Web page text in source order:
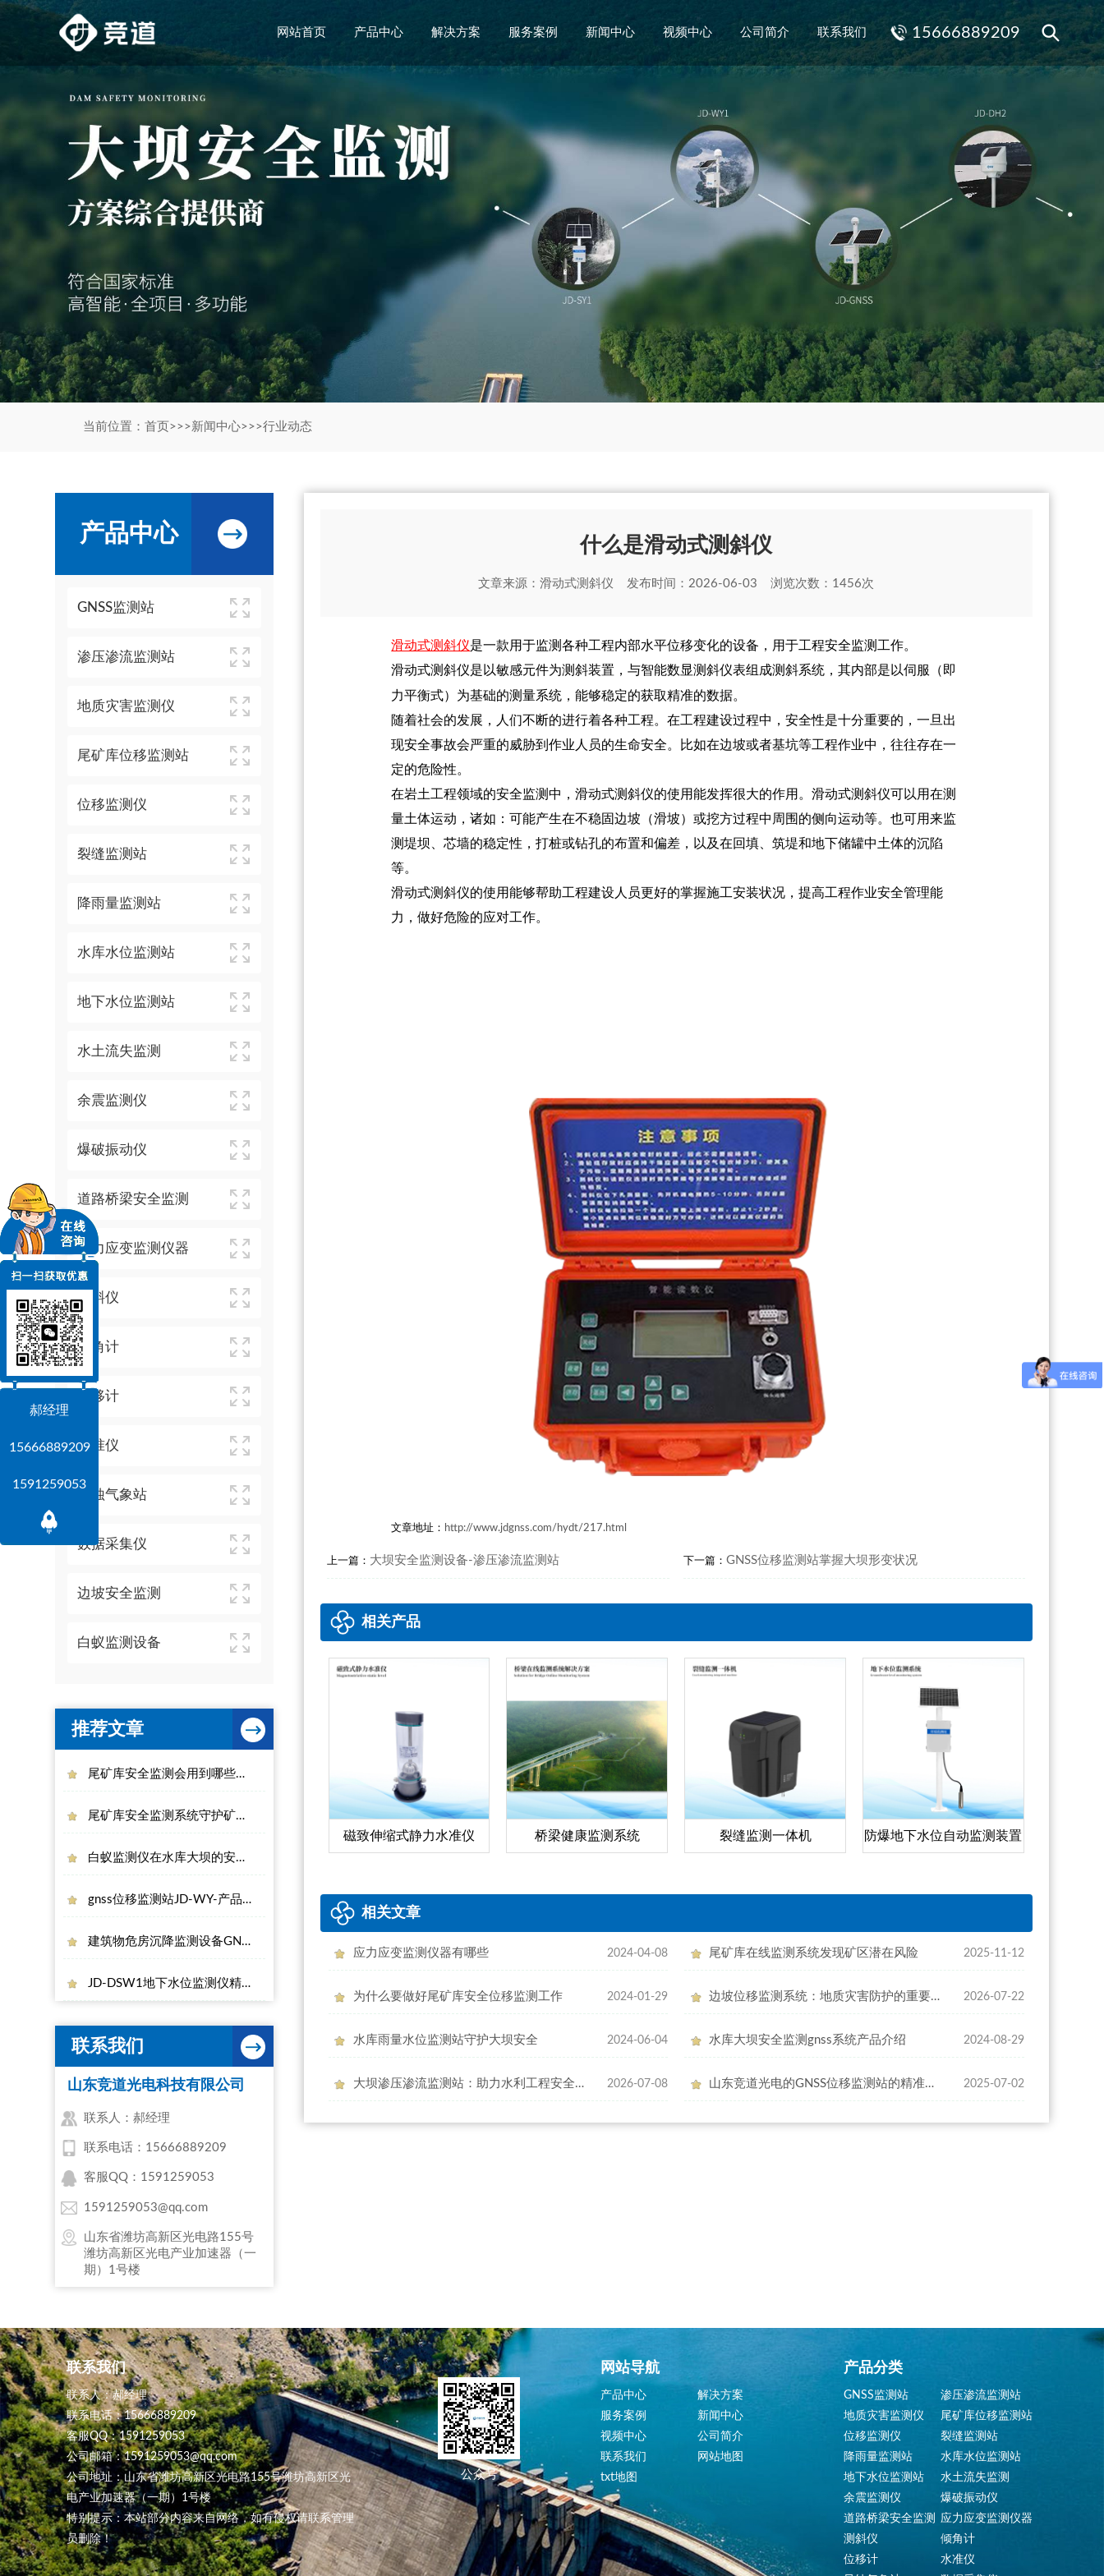
15666889209
网站首页 产品中心 解决方案 服务案例 新闻中心 视频中心 公司简介 联系我们
当前位置： 首页 >>>新闻中心>>>行业动态
产品中心
GNSS监测站
渗压渗流监测站
地质灾害监测仪
尾矿库位移监测站
位移监测仪
裂缝监测站
降雨量监测站
水库水位监测站
地下水位监测站
水土流失监测
余震监测仪
爆破振动仪
道路桥梁安全监测
应力应变监测仪器
测斜仪
倾角计
位移计
水准仪
风蚀气象站
数据采集仪
边坡安全监测
白蚁监测设备
推荐文章
尾矿库安全监测会用到哪些设备
尾矿库安全监测系统守护矿山安全
白蚁监测仪在水库大坝的安全管理中能够发挥哪些作用
gnss位移监测站JD-WY-产品百科
建筑物危房沉降监测设备GNSS监测站
JD-DSW1地下水位监测仪精准监测地下水位数据
联系我们
山东竞道光电科技有限公司
联系人：郝经理
联系电话：15666889209
客服QQ：1591259053
1591259053@qq.com
山东省潍坊高新区光电路155号
潍坊高新区光电产业加速器（一
期）1号楼
什么是滑动式测斜仪
文章来源：滑动式测斜仪 发布时间：2026-06-03 浏览次数：1456次
滑动式测斜仪是一款用于监测各种工程内部水平位移变化的设备，用于工程安全监测工作。
滑动式测斜仪是以敏感元件为测斜装置，与智能数显测斜仪表组成测斜系统 ，其内部是以伺服（即
力平衡式）为基础的测量系统，能够稳定的获取精准的数据。
随着社会的发展，人们不断的进行着各种工程。在工程建设过程中，安全性是十分重要的，一旦出
现安全事故会严重的威胁到作业人员的生命安全。比如在边坡或者基坑等工程作业中，往往存在一
定的危险性。
在岩土工程领域的安全监测中，滑动式测斜仪的使用能发挥很大的作用。滑动式测斜仪可以用在测
量土体运动，诸如：可能产生在不稳固边坡（滑坡）或挖方过程中周围的侧向运动等。也可用来监
测堤坝、芯墙的稳定性，打桩或钻孔的布置和偏差，以及在回填、筑堤和地下储罐中土体的沉陷
等。
滑动式测斜仪的使用能够帮助工程建设人员更好的掌握施工安装状况，提高工程作业安全管理能
力，做好危险的应对工作。
文章地址： http://www.jdgnss.com/hydt/217.html
上一篇： 大坝安全监测设备-渗压渗流监测站 下一篇： GNSS位移监测站掌握大坝形变状况
相关产品
磁致伸缩式静力水准仪 桥梁健康监测系统 裂缝监测一体机 防爆地下水位自动监测装置
相关文章
应力应变监测仪器有哪些 2024-04-08 尾矿库在线监测系统发现矿区潜在风险 2025-11-12
为什么要做好尾矿库安全位移监测工作 2024-01-29 边坡位移监测系统：地质灾害防护的重要助力 2026-07-22
水库雨量水位监测站守护大坝安全 2024-06-04 水库大坝安全监测gnss系统产品介绍 2024-08-29
大坝渗压渗流监测站：助力水利工程安全管理 2026-07-08 山东竞道光电的GNSS位移监测站的精准度怎么样 2025-07-02
联系我们
联系人：郝经理
联系电话：15666889209
客服QQ：1591259053
公司邮箱：1591259053@qq.com
公司地址：山东省潍坊高新区光电路155号潍坊高新区光
电产业加速器（一期）1号楼
特别提示：本站部分内容来自网络，如有侵权请联系管理
员删除！
公众号
网站导航
产品中心
解决方案
服务案例
新闻中心
视频中心
公司简介
联系我们
网站地图
txt地图
产品分类
GNSS监测站
渗压渗流监测站
地质灾害监测仪
尾矿库位移监测站
位移监测仪
裂缝监测站
降雨量监测站
水库水位监测站
地下水位监测站
水土流失监测
余震监测仪
爆破振动仪
道路桥梁安全监测
应力应变监测仪器
测斜仪
倾角计
位移计
水准仪
郝经理
15666889209
1591259053